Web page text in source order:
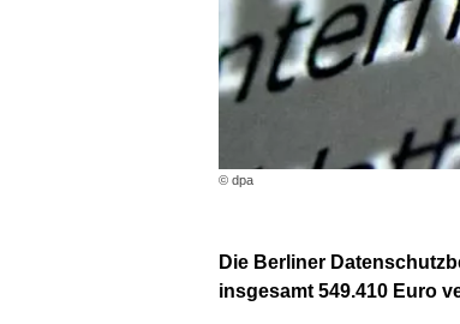
© dpa
Die Berliner
insgesamt 549.410 Euro